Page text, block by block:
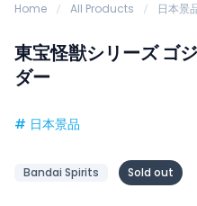
Home All Products 日本景
東宝怪獣シリーズ ゴ
ダー
# 日本景品
Bandai Spirits Sold out